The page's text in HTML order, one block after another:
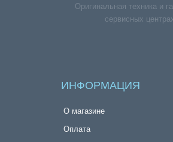
Оригинальная техника и
сервисных
ИНФОРМАЦИЯ
О магазине
Оплата